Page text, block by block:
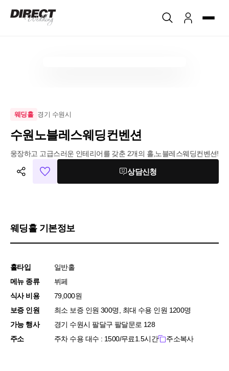
웨딩홀 경기 수원시
수원노블레스웨딩컨벤션
웅장하고 고급스러운 인테리어를 갖춘 2개의 홀,노블레스웨딩컨벤션!
상담신청
웨딩홀 기본정보
홀타입
일반홀
메뉴 종류
뷔페
식사 비용
79,000원
보증 인원
최소 보증 인원 300명, 최대 수용 인원 1200명
가능 행사
경기 수원시 팔달구 팔달문로 128
주소
주차 수용 대수 : 1500/무료1.5시간 주소복사